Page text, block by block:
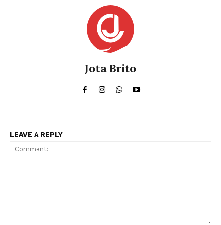
Jota Brito
LEAVE A REPLY